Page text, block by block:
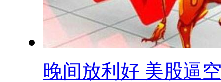
晚间放利好 美股逼